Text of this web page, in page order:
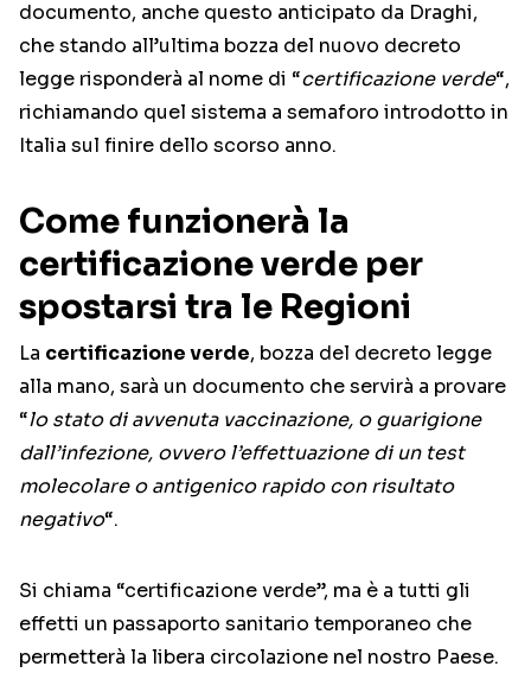
documento, anche questo anticipato da Draghi,
che stando all’ultima bozza del nuovo decreto
legge risponderà al nome di “certificazione verde“,
richiamando quel sistema a semaforo introdotto in
Italia sul finire dello scorso anno.
Come funzionerà la
certificazione verde per
spostarsi tra le Regioni
La certificazione verde, bozza del decreto legge
alla mano, sarà un documento che servirà a provare
“lo stato di avvenuta vaccinazione, o guarigione
dall’infezione, ovvero l’effettuazione di un test
molecolare o antigenico rapido con risultato
negativo“.
Si chiama “certificazione verde”, ma è a tutti gli
effetti un passaporto sanitario temporaneo che
permetterà la libera circolazione nel nostro Paese.